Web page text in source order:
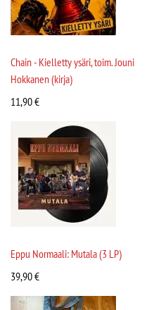
Chain - Kielletty ysäri, toim. Jouni
Hokkanen (kirja)
11,90€
Eppu Normaali: Mutala (3 LP)
39,90€